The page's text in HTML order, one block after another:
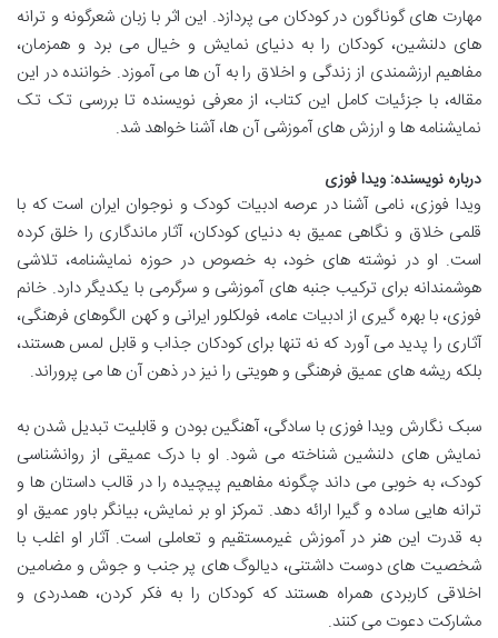
مهارت های گوناگون در کودکان می پردازد. این اثر با زبان شعرگونه و ترانه
های دلنشین، کودکان را به دنیای نمایش و خیال می برد و همزمان،
مفاهیم ارزشمندی از زندگی و اخلاق را به آن ها می آموزد. خواننده در این
مقاله، با جزئیات کامل این کتاب، از معرفی نویسنده تا بررسی تک تک
نمایشنامه ها و ارزش های آموزشی آن ها، آشنا خواهد شد.
درباره نویسنده: ویدا فوزی
ویدا فوزی، نامی آشنا در عرصه ادبیات کودک و نوجوان ایران است که با
قلمی خلاق و نگاهی عمیق به دنیای کودکان، آثار ماندگاری را خلق کرده
است. او در نوشته های خود، به خصوص در حوزه نمایشنامه، تلاشی
هوشمندانه برای ترکیب جنبه های آموزشی و سرگرمی با یکدیگر دارد. خانم
فوزی، با بهره گیری از ادبیات عامه، فولکلور ایرانی و کهن الگوهای فرهنگی،
آثاری را پدید می آورد که نه تنها برای کودکان جذاب و قابل لمس هستند،
بلکه ریشه های عمیق فرهنگی و هویتی را نیز در ذهن آن ها می پروراند.
سبک نگارش ویدا فوزی با سادگی، آهنگین بودن و قابلیت تبدیل شدن به
نمایش های دلنشین شناخته می شود. او با درک عمیقی از روانشناسی
کودک، به خوبی می داند چگونه مفاهیم پیچیده را در قالب داستان ها و
ترانه هایی ساده و گیرا ارائه دهد. تمرکز او بر نمایش، بیانگر باور عمیق او
به قدرت این هنر در آموزش غیرمستقیم و تعاملی است. آثار او اغلب با
شخصیت های دوست داشتنی، دیالوگ های پر جنب و جوش و مضامین
اخلاقی کاربردی همراه هستند که کودکان را به فکر کردن، همدردی و
مشارکت دعوت می کنند.